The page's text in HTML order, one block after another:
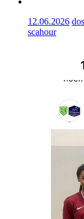
12.06.2026
scahour